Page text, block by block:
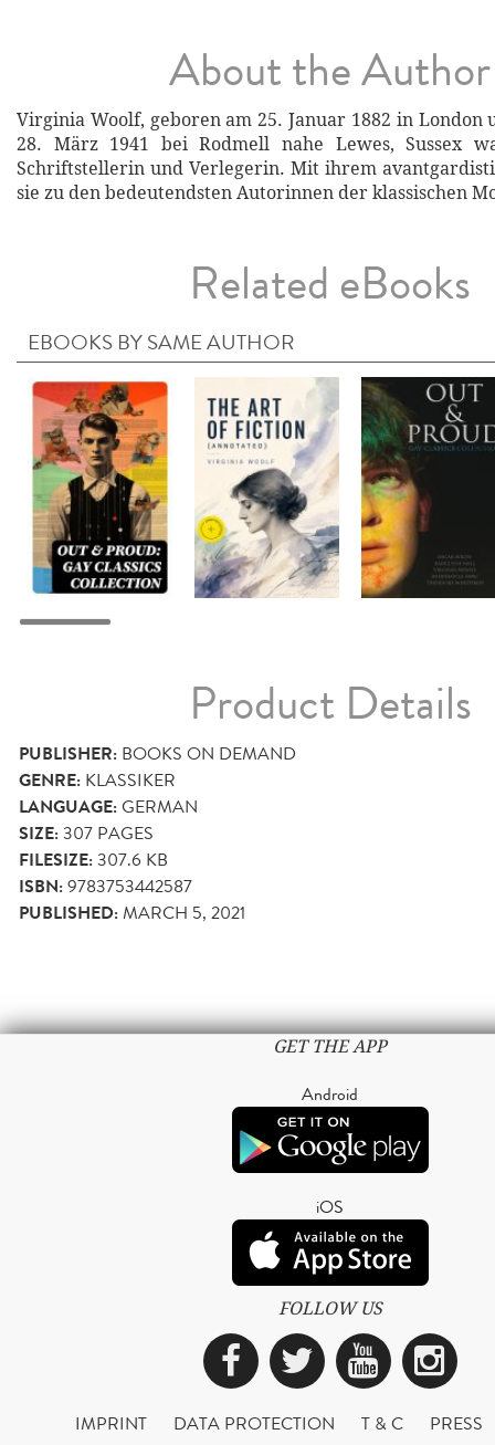
About the Author
Virginia Woolf, geboren am 25. Januar 1882 in London
28. März 1941 bei Rodmell nahe Lewes, Sussex
Schriftstellerin und Verlegerin. Mit ihrem
sie zu den bedeutendsten Autorinnen der klassischen
Related eBooks
EBOOKS BY SAME AUTHOR
Product Details
PUBLISHER: BOOKS ON DEMAND
GENRE: KLASSIKER
LANGUAGE:GERMAN
SIZE:307 PAGES
FILESIZE:307.6 KB
ISBN:9783753442587
PUBLISHED:MARCH 5, 2021
GET THE APP
Android
iOS
FOLLOW US
Facebook
Twitter
IMPRINT DATA PROTECTION T & C
PRESS